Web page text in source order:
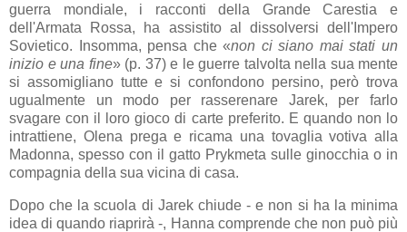
guerra mondiale, i racconti della Grande Carestia e
dell'Armata Rossa, ha assistito al dissolversi dell'Impero
Sovietico. Insomma, pensa che «non ci siano mai stati un
inizio e una fine» (p. 37) e le guerre talvolta nella sua mente
si assomigliano tutte e si confondono persino, però trova
ugualmente un modo per rasserenare Jarek, per farlo
svagare con il loro gioco di carte preferito. E quando non lo
intrattiene, Olena prega e ricama una tovaglia votiva alla
Madonna, spesso con il gatto Prykmeta sulle ginocchia o in
compagnia della sua vicina di casa.
Dopo che la scuola di Jarek chiude - e non si ha la minima
idea di quando riaprirà -, Hanna comprende che non può più